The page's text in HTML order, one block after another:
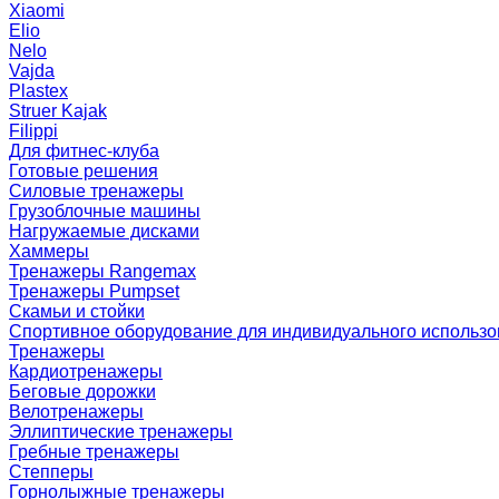
Xiaomi
Elio
Nelo
Vajda
Plastex
Struer Kajak
Filippi
Для фитнес-клуба
Готовые решения
Силовые тренажеры
Грузоблочные машины
Нагружаемые дисками
Хаммеры
Тренажеры Rangemax
Тренажеры Pumpset
Скамьи и стойки
Спортивное оборудование для индивидуального
Тренажеры
Кардиотренажеры
Беговые дорожки
Велотренажеры
Эллиптические тренажеры
Гребные тренажеры
Степперы
Горнолыжные тренажеры